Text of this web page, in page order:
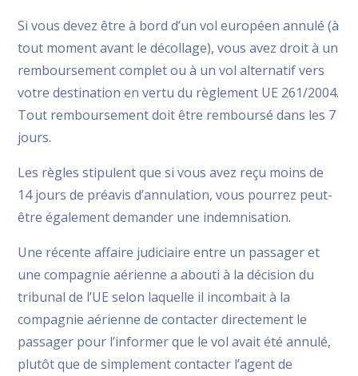
Si vous devez être à bord d’un vol européen annulé (à
tout moment avant le décollage), vous avez droit à un
remboursement complet ou à un vol alternatif vers
votre destination en vertu du règlement UE 261/2004.
Tout remboursement doit être remboursé dans les 7
jours.
Les règles stipulent que si vous avez reçu moins de
14 jours de préavis d’annulation, vous pourrez peut-
être également demander une indemnisation.
Une récente affaire judiciaire entre un passager et
une compagnie aérienne a abouti à la décision du
tribunal de l’UE selon laquelle il incombait à la
compagnie aérienne de contacter directement le
passager pour l’informer que le vol avait été annulé,
plutôt que de simplement contacter l’agent de